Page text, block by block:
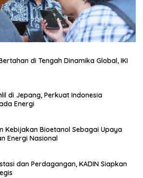
di Tengah Dinamika Global, IKI
di Jepang, Perkuat Indonesia
Energi
Kebijakan Bioetanol Sebagai Upaya
Energi Nasional
dan Perdagangan, KADIN Siapkan